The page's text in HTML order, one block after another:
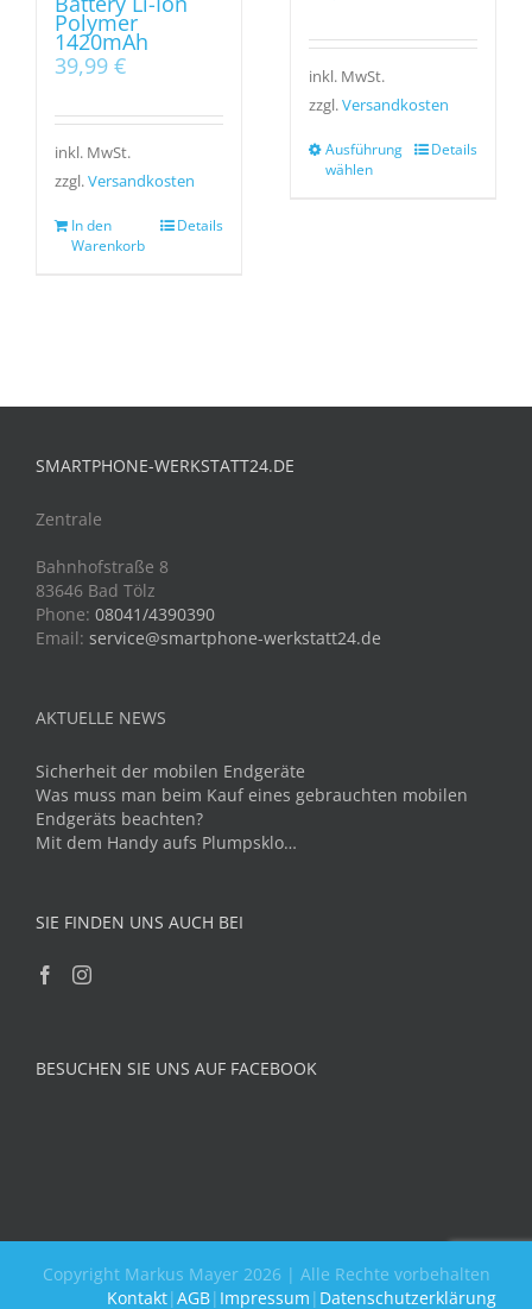
Polymer
1420mAh
39,99 €
inkl. MwSt.
zzgl.Versandkosten
In den
Warenkorb
Details
inkl. MwSt.
zzgl.Versandkosten
Ausführung
wählen
Details
SMARTPHONE-WERKSTATT24.DE
Zentrale
Bahnhofstraße 8
83646 Bad Tölz
Phone: 08041/4390390
Email: service@smartphone-werkstatt24.de
AKTUELLE NEWS
Sicherheit der mobilen Endgeräte
Was muss man beim Kauf eines gebrauchten mobilen
Endgeräts beachten?
Mit dem Handy aufs Plumpsklo…
SIE FINDEN UNS AUCH BEI
BESUCHEN SIE UNS AUF FACEBOOK
Copyright Markus Mayer 2026 | Alle Rechte vorbehalten
Datenschutzerklärung
|
Impressum
|
AGB
|
Kontakt